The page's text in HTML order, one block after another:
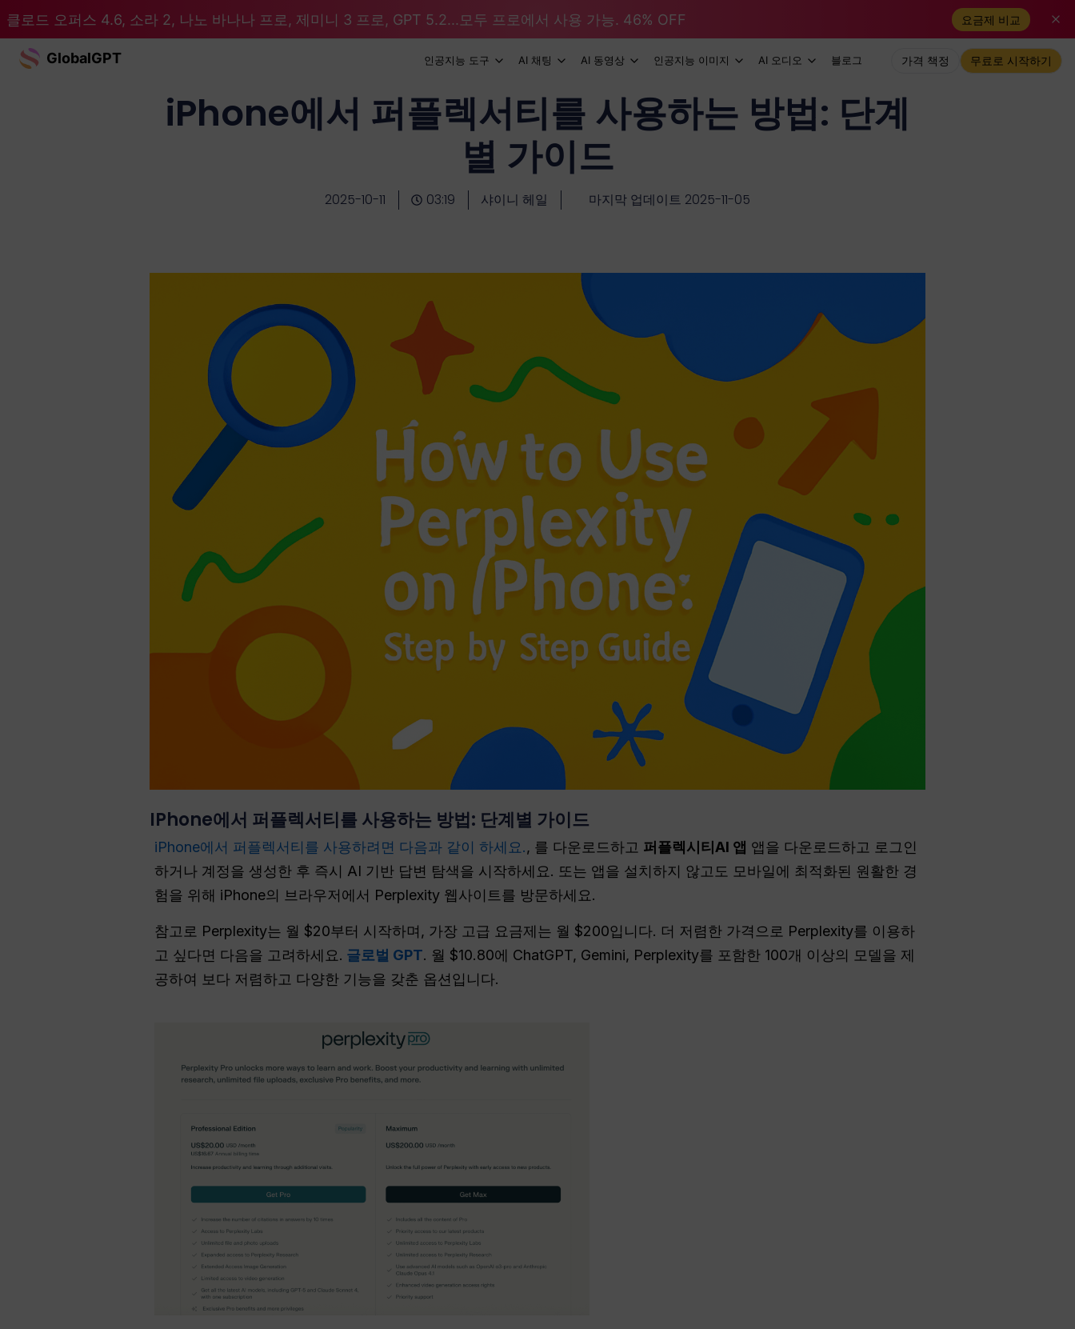
클로드 오퍼스 4.6, 소라 2, 나노 바나나 프로, 제미니 3 프로, GPT 5.2...모두 프로에서 사용 가능. 46% OFF 요금제 비교
GlobalGPT 인공지능 도구 AI 채팅 AI 동영상 인공지능 이미지 AI 오디오 블로그 가격 책정 무료로 시작하기
iPhone에서 퍼플렉서티를 사용하는 방법: 단계
별 가이드
2025-10-11 03:19 샤이니 헤일 마지막 업데이트 2025-11-05
IPhone에서 퍼플렉서티를 사용하는 방법: 단계별 가이드
iPhone에서 퍼플렉서티를 사용하려면 다음과 같이 하세요., 를 다운로드하고 퍼플렉시티AI 앱 앱을 다운로드하고 로그인
하거나 계정을 생성한 후 즉시 AI 기반 답변 탐색을 시작하세요. 또는 앱을 설치하지 않고도 모바일에 최적화된 원활한 경
험을 위해 iPhone의 브라우저에서 Perplexity 웹사이트를 방문하세요.
참고로 Perplexity는 월 $20부터 시작하며, 가장 고급 요금제는 월 $200입니다. 더 저렴한 가격으로 Perplexity를 이용하
고 싶다면 다음을 고려하세요. 글로벌 GPT. 월 $10.80에 ChatGPT, Gemini, Perplexity를 포함한 100개 이상의 모델을 제
공하여 보다 저렴하고 다양한 기능을 갖춘 옵션입니다.